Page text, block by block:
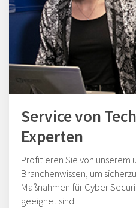
Service von
Experten
Profitieren Sie von unserem
Branchenwissen, um
Maßnahmen für Cyber
geeignet sind.